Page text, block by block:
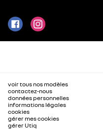
voir tous nos modèles
contactez-nous
données personnelles
informations légales
cookies
gérer mes cookies
gérer Utiq